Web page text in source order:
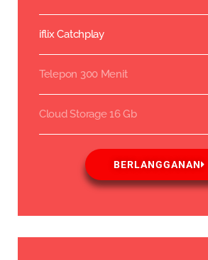
iflix Catchplay
Telepon 300 Menit
Cloud Storage 16 Gb
BERLANGGANAN